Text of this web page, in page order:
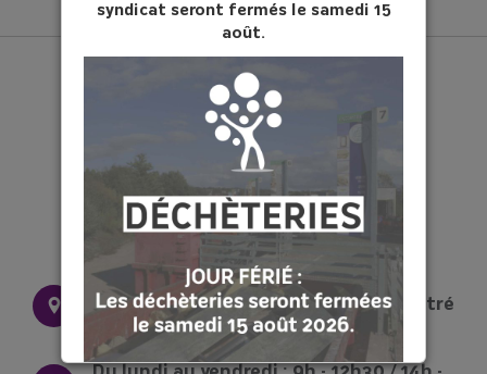
syndicat seront fermés le samedi 15
août.
28 rue Pierre et Marie Curie 35500 Vitré